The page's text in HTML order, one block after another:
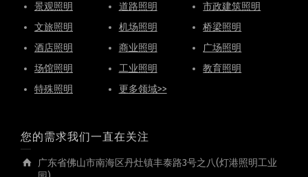
景观照明 道路照明
市政建筑照明
文旅照明
机场照明
桥梁照明
酒店照明
商业照明
广场照明
场馆照明
工业照明
教育照明
特殊照明
更多领域>>
您的需求我们一直在关注
广东省佛山市南海区丹灶镇丰泰路3号之八(灯港照明工业